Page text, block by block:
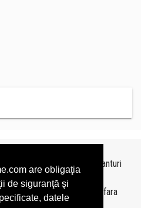
are obligaţia
de siguranţă şi
datele
pe baza ultimelor bilanturi
fara acordul TopFirme si fara